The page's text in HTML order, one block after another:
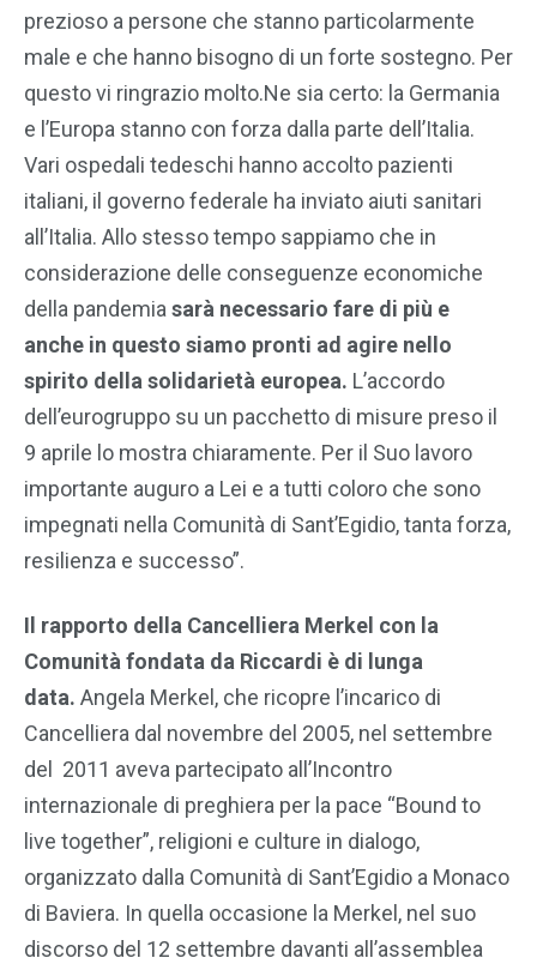
prezioso a persone che stanno particolarmente
male e che hanno bisogno di un forte sostegno. Per
questo vi ringrazio molto.Ne sia certo: la Germania
e l’Europa stanno con forza dalla parte dell’Italia.
Vari ospedali tedeschi hanno accolto pazienti
italiani, il governo federale ha inviato aiuti sanitari
all’Italia. Allo stesso tempo sappiamo che in
considerazione delle conseguenze economiche
della pandemia sarà necessario fare di più e
anche in questo siamo pronti ad agire nello
spirito della solidarietà europea. L’accordo
dell’eurogruppo su un pacchetto di misure preso il
9 aprile lo mostra chiaramente. Per il Suo lavoro
importante auguro a Lei e a tutti coloro che sono
impegnati nella Comunità di Sant’Egidio, tanta forza,
resilienza e successo”.
Il rapporto della Cancelliera Merkel con la
Comunità fondata da Riccardi è di lunga
data. Angela Merkel, che ricopre l’incarico di
Cancelliera dal novembre del 2005, nel settembre
del 2011 aveva partecipato all’Incontro
internazionale di preghiera per la pace “Bound to
live together”, religioni e culture in dialogo,
organizzato dalla Comunità di Sant’Egidio a Monaco
di Baviera. In quella occasione la Merkel, nel suo
discorso del 12 settembre davanti all’assemblea